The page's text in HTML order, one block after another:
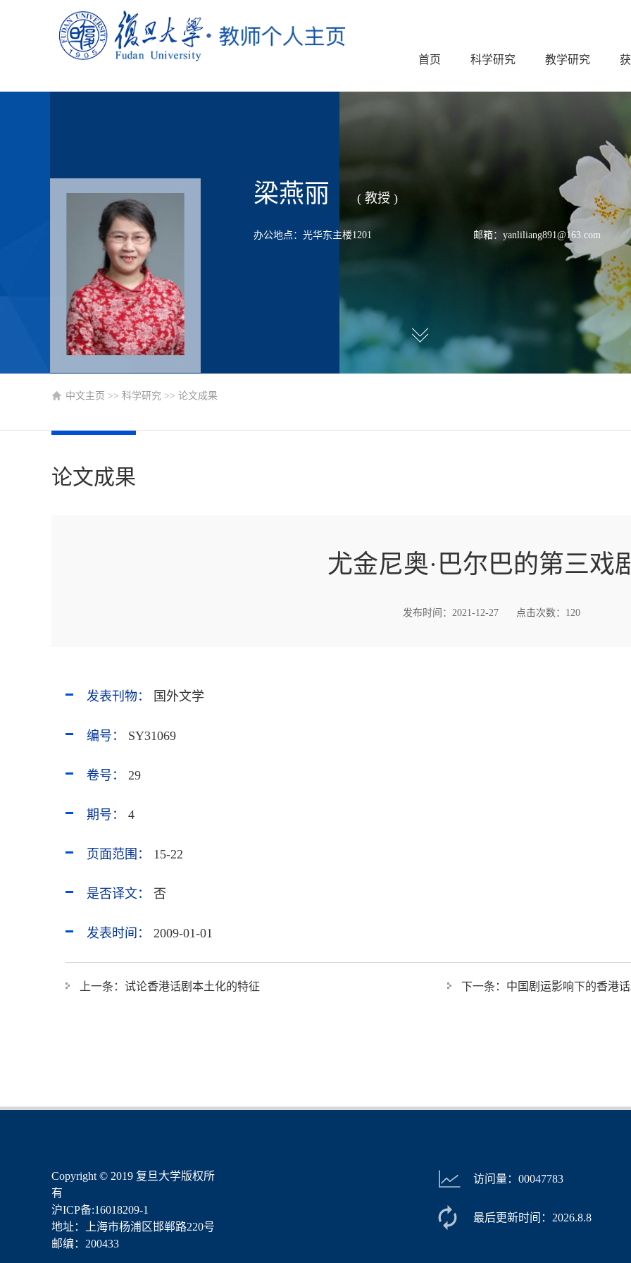
首页 科学研究 教学研究
梁燕丽 ( 教授 )
办公地点：光华东主楼1201 邮箱：yanliliang891@163.com
中文主页 >> 科学研究 >> 论文成果
论文成果
尤金尼奥·巴尔巴的第三戏
发布时间：2021-12-27 点击次数： 120
发表刊物： 国外文学
编号： SY31069
卷号： 29
期号： 4
页面范围： 15-22
是否译文： 否
发表时间： 2009-01-01
上一条： 试论香港话剧本土化的特征 下一条： 中国剧运影响下的香港
​Copyright © 2019 复旦大学版权所
有
沪ICP备:16018209-1
地址：上海市杨浦区邯郸路220号
邮编：200433
访问量： 00047783
最后更新时间： 2026.8.8